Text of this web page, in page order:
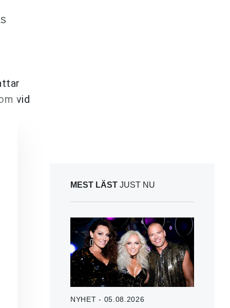
vid
MEST LÄST JUST NU
NYHET - 05.08.2026